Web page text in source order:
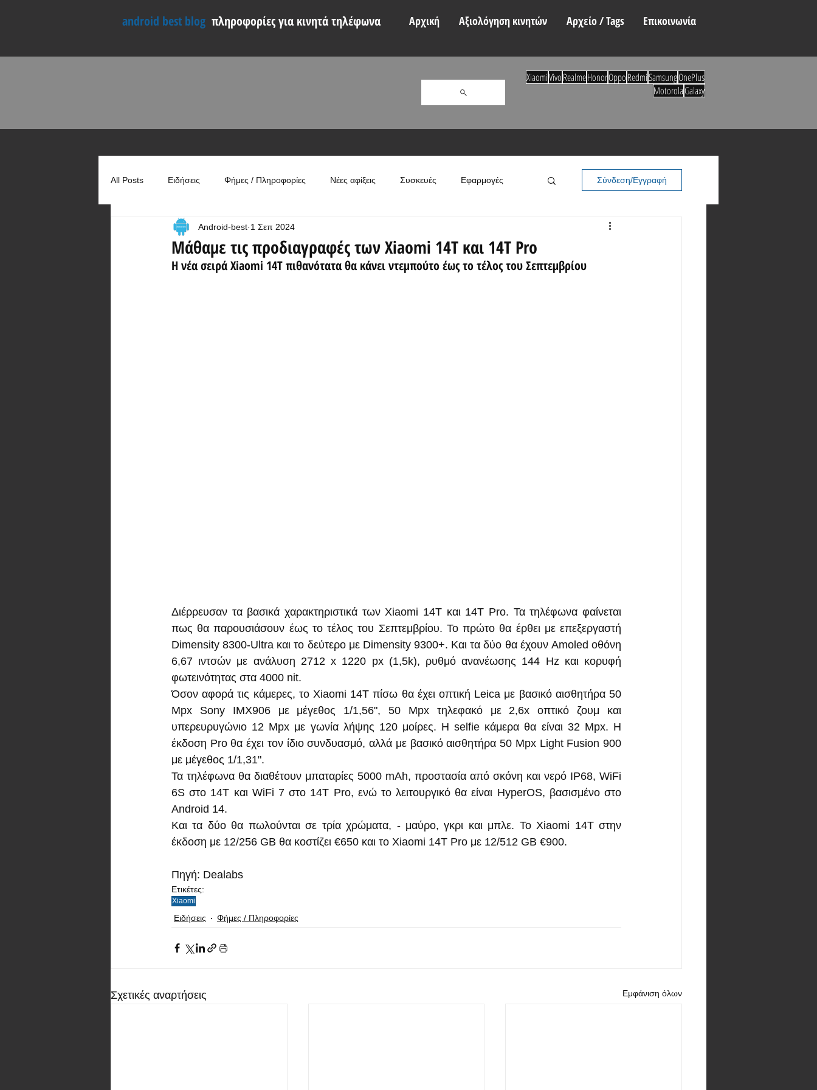
android best blog πληροφορίες για κινητά τηλέφωνα Αρχική Αξιολόγηση κινητών Αρχείο / Tags Επικοινωνία
All Posts Ειδήσεις Φήμες / Πληροφορίες Νέες αφίξεις Συσκευές Εφαρμογές
Συγκρίσεις Χρήσιμα
Σύνδεση/Εγγραφή
Μάθαμε τις προδιαγραφές των Xiaomi 14T και 14T Pro
Android-best 1 Σεπ 2024
Η νέα σειρά Xiaomi 14T πιθανότατα θα κάνει ντεμπούτο έως το τέλος του Σεπτεμβρίου
Διέρρευσαν τα βασικά χαρακτηριστικά των Xiaomi 14T και 14T Pro. Τα τηλέφωνα φαίνεται
πως θα παρουσιάσουν έως το τέλος του Σεπτεμβρίου. Το πρώτο θα έρθει με επεξεργαστή
Dimensity 8300-Ultra και το δεύτερο με Dimensity 9300+. Και τα δύο θα έχουν Amoled οθόνη
6,67 ιντσών με ανάλυση 2712 х 1220 px (1,5k), ρυθμό ανανέωσης 144 Hz και κορυφή
φωτεινότητας στα 4000 nit.
Όσον αφορά τις κάμερες, το Xiaomi 14T πίσω θα έχει οπτική Leica με βασικό αισθητήρα 50
Mpx Sony IMX906 με μέγεθος 1/1,56", 50 Mpx τηλεφακό με 2,6x οπτικό ζουμ και
υπερευρυγώνιο 12 Mpx με γωνία λήψης 120 μοίρες. Η selfie κάμερα θα είναι 32 Mpx. Η
έκδοση Pro θα έχει τον ίδιο συνδυασμό, αλλά με βασικό αισθητήρα 50 Mpx Light Fusion 900
με μέγεθος 1/1,31".
Τα τηλέφωνα θα διαθέτουν μπαταρίες 5000 mAh, προστασία από σκόνη και νερό IP68, WiFi
6S στο 14T και WiFi 7 στο 14T Pro, ενώ το λειτουργικό θα είναι HyperOS, βασισμένο στο
Android 14.
Και τα δύο θα πωλούνται σε τρία χρώματα, - μαύρο, γκρι και μπλε. Το Xiaomi 14T στην
έκδοση με 12/256 GB θα κοστίζει €650 και το Xiaomi 14T Pro με 12/512 GB €900.
Πηγή: Dealabs
Ετικέτες:
Xiaomi
Ειδήσεις Φήμες / Πληροφορίες
Σχετικές αναρτήσεις Εμφάνιση όλων
XiaomiVivoRealmeHonorOppoRedmiSamsungOnePlus
MotorolaGalaxy